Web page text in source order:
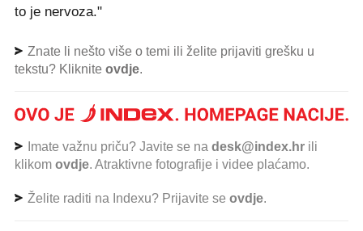
to je nervoza."
Znate li nešto više o temi ili želite prijaviti grešku u
tekstu? Kliknite ovdje.
Imate važnu priču? Javite se na desk@index.hr ili
klikom ovdje. Atraktivne fotografije i videe plaćamo.
Želite raditi na Indexu? Prijavite se ovdje.